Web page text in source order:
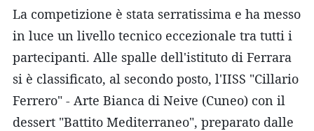
La competizione è stata serratissima e ha messo
in luce un livello tecnico eccezionale tra tutti i
partecipanti. Alle spalle dell'istituto di Ferrara
si è classificato, al secondo posto, l'IISS "Cillario
Ferrero" - Arte Bianca di Neive (Cuneo) con il
dessert "Battito Mediterraneo", preparato dalle